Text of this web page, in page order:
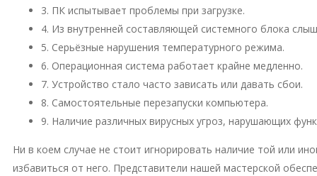
3. ПК испытывает проблемы при загрузке.
4. Из внутренней составляющей системного блока
5. Серьёзные нарушения температурного режима.
6. Операционная система работает крайне медленно.
7. Устройство стало часто зависать или давать сбои.
8. Самостоятельные перезапуски компьютера.
9. Наличие различных вирусных угроз, нарушающих
Ни в коем случае не стоит игнорировать наличие той или
избавиться от него. Представители нашей мастерской